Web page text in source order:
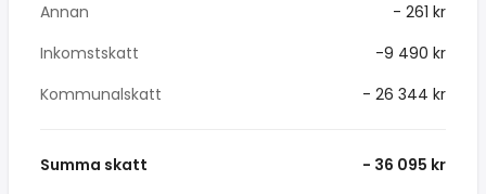
Annan
- 261 kr
Inkomstskatt
-9 490 kr
Kommunalskatt
- 26 344 kr
Summa skatt - 36 095 kr